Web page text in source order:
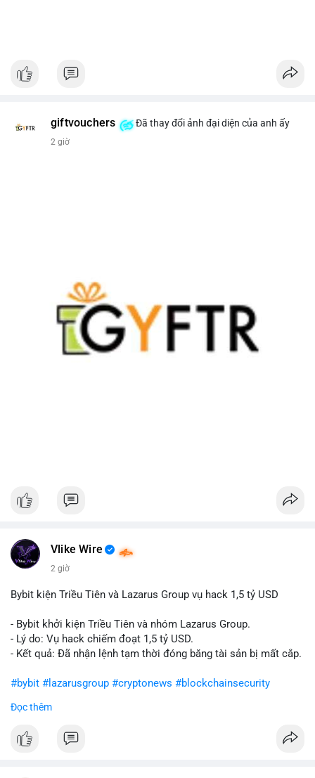
giftvouchers Đã thay đổi ảnh đại diện của anh ấy
2 giờ
Vlike Wire
2 giờ
Bybit kiện Triều Tiên và Lazarus Group vụ hack 1,5 tỷ USD
- Bybit khởi kiện Triều Tiên và nhóm Lazarus Group.
- Lý do: Vụ hack chiếm đoạt 1,5 tỷ USD.
- Kết quả: Đã nhận lệnh tạm thời đóng băng tài sản bị mất cắp.
#bybit #lazarusgroup #cryptonews #blockchainsecurity
$btc $eth
#vlikevn #titanbot
Đọc thêm